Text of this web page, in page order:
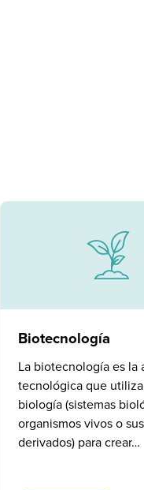
Biotecnología
La biotecnología es la
tecnológica que
biología (sistemas
organismos vivos o sus
derivados) para crear…